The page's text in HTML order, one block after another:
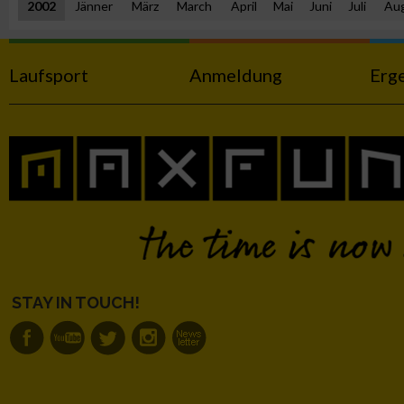
2002
Jänner März March April Mai Juni Juli
Laufsport Anmeldung
STAY IN TOUCH!
Entwicklung und Verbesserung der Angebote
Verwendung genauer Standortdaten
Geräte anhand von aktiv angeforderten Informationen